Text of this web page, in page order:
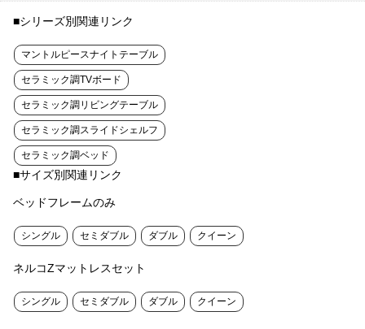
■シリーズ別関連リンク
マントルピースナイトテーブル
セラミック調TVボード
セラミック調リビングテーブル
セラミック調スライドシェルフ
セラミック調ベッド
■サイズ別関連リンク
ベッドフレームのみ
シングル セミダブル ダブル クイーン
ネルコZマットレスセット
シングル セミダブル ダブル クイーン